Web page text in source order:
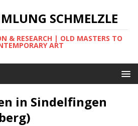
SCHMELZLE
& RESEARCH | OLD MASTERS TO
ART
in Sindelfingen